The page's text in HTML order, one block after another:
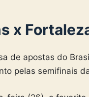
x
de apostas do
pelas semifinais